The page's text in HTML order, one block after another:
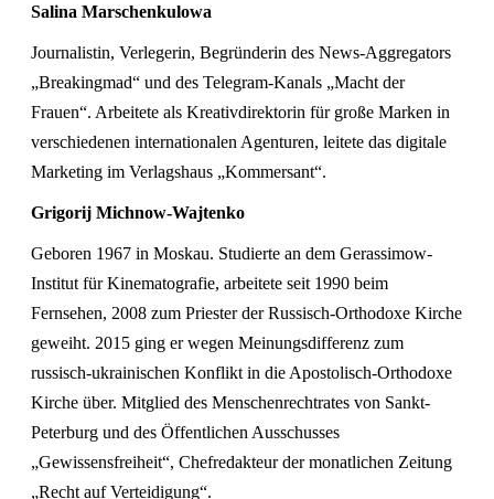
Salina Marschenkulowa
Journalistin, Verlegerin, Begründerin des News-Aggregators
„Breakingmad“ und des Telegram-Kanals „Macht der
Frauen“. Arbeitete als Kreativdirektorin für große Marken in
verschiedenen internationalen Agenturen, leitete das digitale
Marketing im Verlagshaus „Kommersant“.
Grigorij Michnow-Wajtenko
Geboren 1967 in Moskau. Studierte an dem Gerassimow-
Institut für Kinematografie, arbeitete seit 1990 beim
Fernsehen, 2008 zum Priester der Russisch-Orthodoxe Kirche
geweiht. 2015 ging er wegen Meinungsdifferenz zum
russisch-ukrainischen Konflikt in die Apostolisch-Orthodoxe
Kirche über. Mitglied des Menschenrechtrates von Sankt-
Peterburg und des Öffentlichen Ausschusses
„Gewissensfreiheit“, Chefredakteur der monatlichen Zeitung
„Recht auf Verteidigung“.